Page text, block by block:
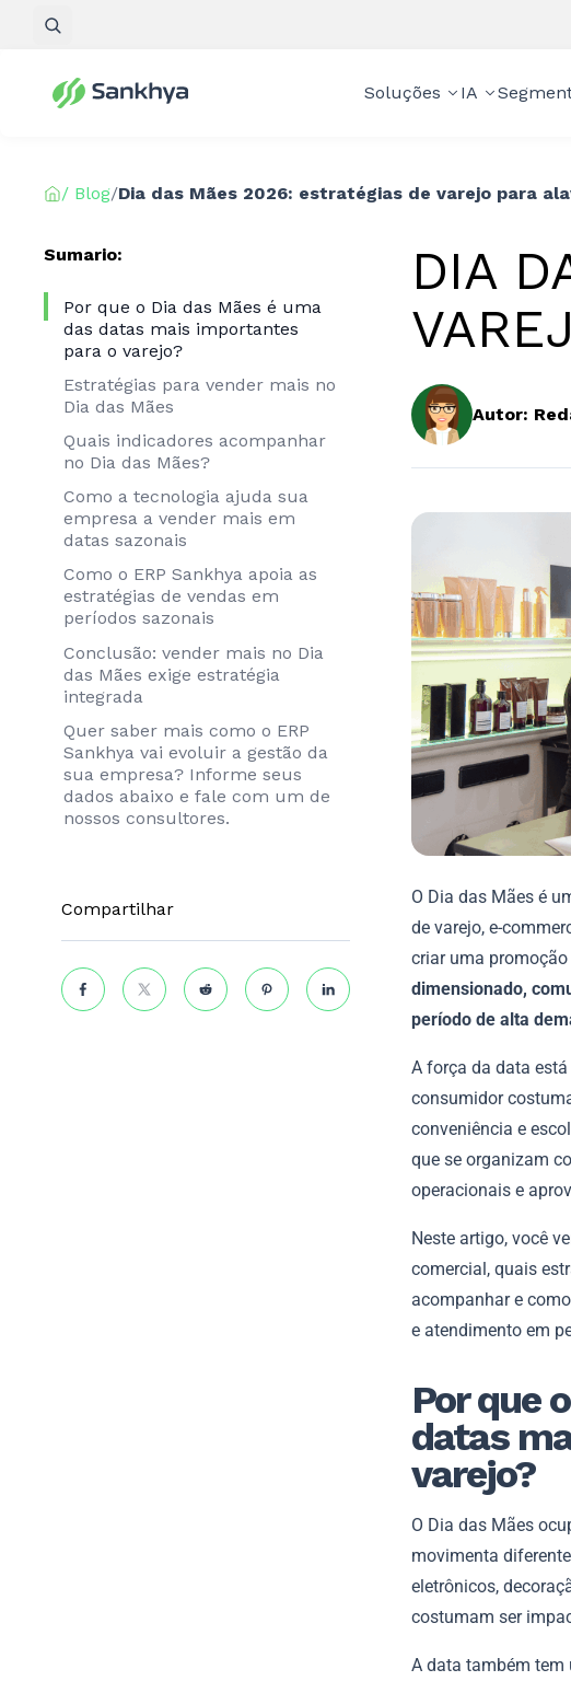
Soluções IA
/ Blog/Dia das Mães 2026: estratégias de varejo para
Sumario:
Por que o Dia das Mães é uma
das datas mais importantes
para o varejo?
Estratégias para vender mais no
Dia das Mães
Quais indicadores acompanhar
no Dia das Mães?
Como a tecnologia ajuda sua
empresa a vender mais em
datas sazonais
Como o ERP Sankhya apoia as
estratégias de vendas em
períodos sazonais
Conclusão: vender mais no Dia
das Mães exige estratégia
integrada
Quer saber mais como o ERP
Sankhya vai evoluir a gestão da
sua empresa? Informe seus
dados abaixo e fale com um de
nossos consultores.
Compartilhar
DIA
Autor:
O Dia das Mães é
de varejo, e-
criar uma
dimensionado,
período de alta
A força da data
consumidor
conveniência e
que se organizam
operacionais e
Neste artigo, você
comercial, quais
acompanhar e
e atendimento em
Por que
datas
varejo?
O Dia das Mães
movimenta
eletrônicos,
costumam ser
A data também